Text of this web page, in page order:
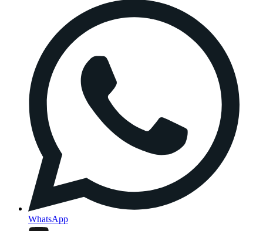
WhatsApp